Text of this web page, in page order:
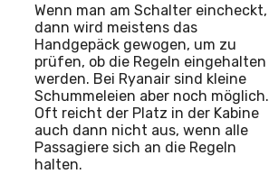
Wenn man am Schalter eincheckt,
dann wird meistens das
Handgepäck gewogen, um zu
prüfen, ob die Regeln eingehalten
werden. Bei Ryanair sind kleine
Schummeleien aber noch möglich.
Oft reicht der Platz in der Kabine
auch dann nicht aus, wenn alle
Passagiere sich an die Regeln
halten.